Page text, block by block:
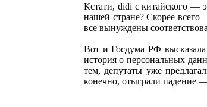
Кстати, didi с китайского —
нашей стране? Скорее
все вынуждены
Вот и Госдума РФ
история о персональных
тем, депутаты уже
конечно, отыграли падение